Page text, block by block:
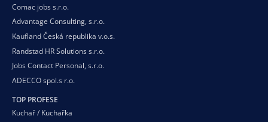
Comac jobs s.r.o.
Advantage Consulting, s.r.o.
Kaufland Česká republika v.o.s.
Randstad HR Solutions s.r.o.
Jobs Contact Personal, s.r.o.
ADECCO spol.s r.o.
TOP PROFESE
Kuchař / Kuchařka